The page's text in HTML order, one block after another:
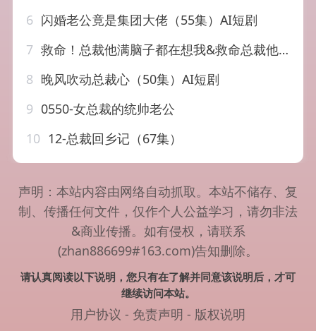
6 闪婚老公竟是集团大佬（55集）AI短剧
7 救命！总裁他满脑子都在想我&救命总裁他满脑子都在想我（44集）AI短剧
8 晚风吹动总裁心（50集）AI短剧
9 0550-女总裁的统帅老公
10 12-总裁回乡记（67集）
声明：本站内容由网络自动抓取。本站不储存、复
制、传播任何文件，仅作个人公益学习，请勿非法
&商业传播。如有侵权，请联系
(zhan886699#163.com)告知删除。
请认真阅读以下说明，您只有在了解并同意该说明后，才可
继续访问本站。
用户协议 - 免责声明 - 版权说明